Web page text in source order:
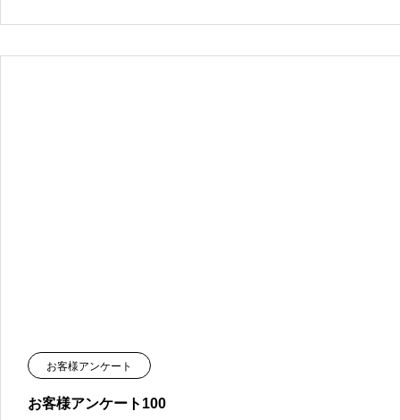
お客様アンケート
お客様アンケート100